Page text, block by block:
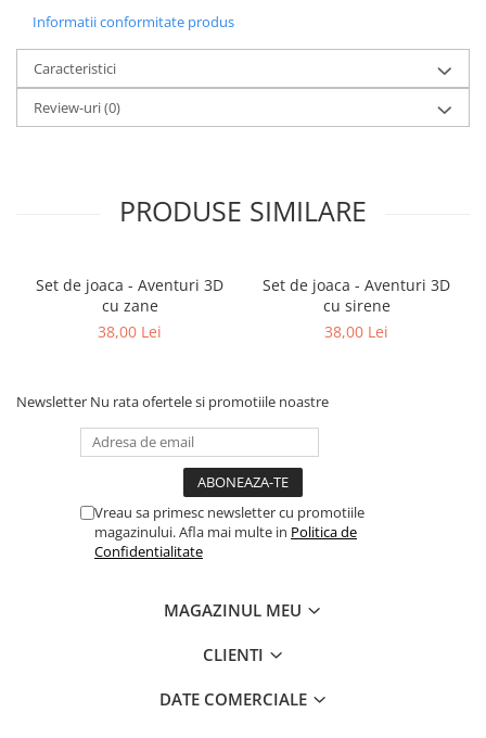
Informatii conformitate produs
Caracteristici
Review-uri(0)
PRODUSE SIMILARE
Set de joaca - Aventuri 3D
cu zane
38,00 Lei
Set de joaca - Aventuri 3D
cu sirene
38,00 Lei
Newsletter Nu rata ofertele si promotiile noastre
Vreau sa primesc newsletter cu promotiile
magazinului. Afla mai multe in Politica de
Confidentialitate
MAGAZINUL MEU
CLIENTI
DATE COMERCIALE